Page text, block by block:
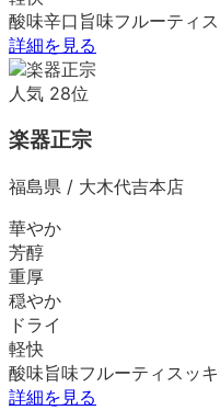
酸味辛口 旨味フルーティ
詳細を見る
人気 28位
楽器正宗
福島県 / 大木代吉本店
華やか
芳醇
重厚
穏やか
ドライ
軽快
酸味旨味フルーティ スッキ
詳細を見る